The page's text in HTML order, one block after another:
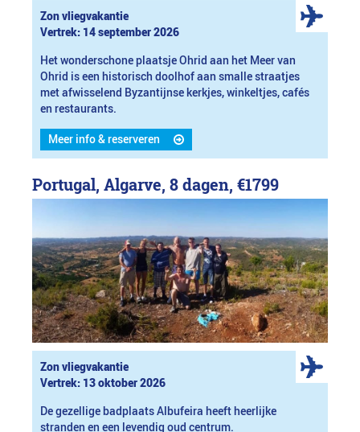
Zon vliegvakantie
Vertrek: 14 september 2026
Het wonderschone plaatsje Ohrid aan het Meer van
Ohrid is een historisch doolhof aan smalle straatjes
met afwisselend Byzantijnse kerkjes, winkeltjes, cafés
en restaurants.
Meer info & reserveren
Portugal, Algarve, 8 dagen, €1799
Zon vliegvakantie
Vertrek: 13 oktober 2026
De gezellige badplaats Albufeira heeft heerlijke
stranden en een levendig oud centrum.